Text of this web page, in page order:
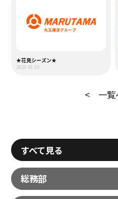
★花見シーズン★
2023.03.30
< 一覧
すべて見る
総務部